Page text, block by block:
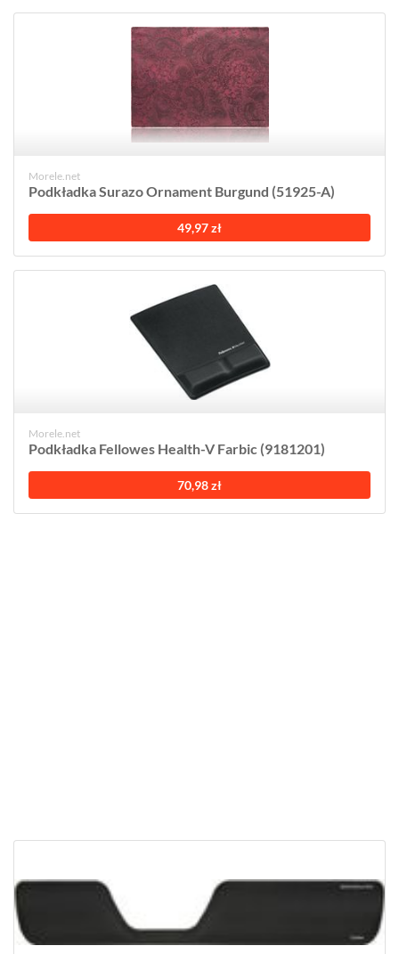
Morele.net
Podkładka Surazo Ornament Burgund (51925-A)
49,97 zł
Morele.net
Podkładka Fellowes Health-V Farbic (9181201)
70,98 zł